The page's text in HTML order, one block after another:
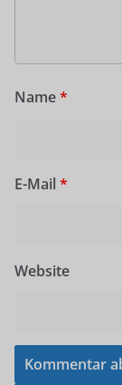
Name*
E-Mail *
Website